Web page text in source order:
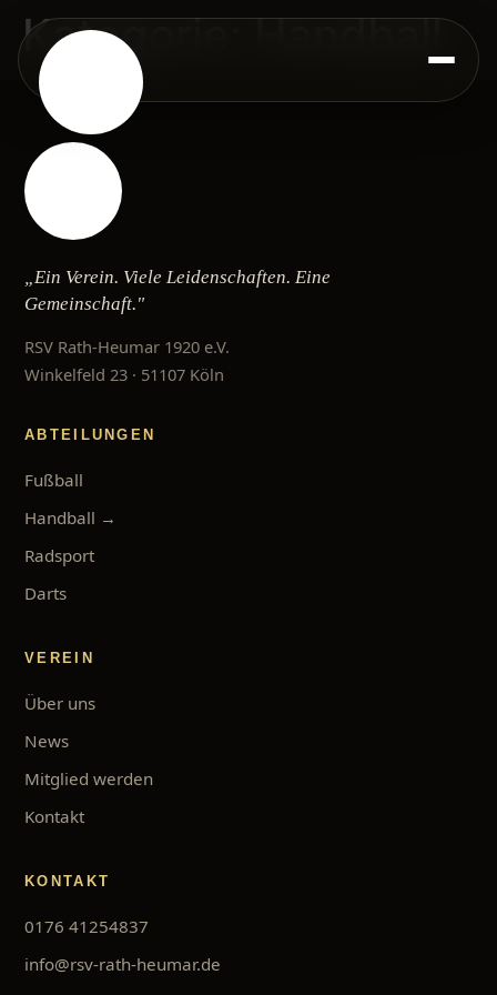
Kategorie:Handball
„Ein Verein. Viele Leidenschaften. Eine
Gemeinschaft."
RSV Rath-Heumar 1920 e.V.
Winkelfeld 23 · 51107 Köln
ABTEILUNGEN
Fußball
Handball →
Radsport
Darts
VEREIN
Über uns
News
Mitglied werden
Kontakt
KONTAKT
0176 41254837
info@rsv-rath-heumar.de